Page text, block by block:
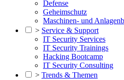
Defense
Geheimschutz
Maschinen- und
> Service & Support
IT Security Services
IT Security Trainings
Hacking Bootcamp
IT Security Consulting
> Trends & Themen